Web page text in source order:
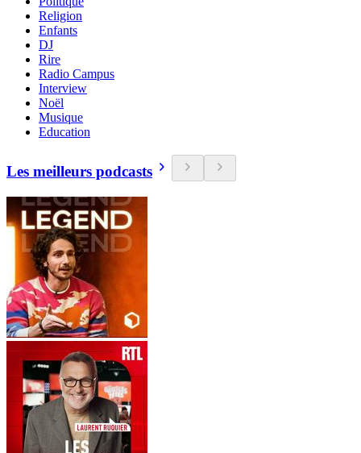
Religion
Enfants
DJ
Rire
Radio Campus
Interview
Noël
Musique
Education
Les meilleurs podcasts